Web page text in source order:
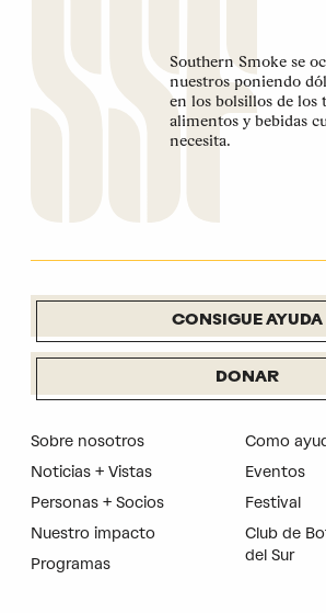
Southern Smoke se
nuestros poniendo
en los bolsillos de los
alimentos y bebidas
necesita.
CONSIGUE AYUDA
DONAR
Sobre nosotros
Noticias + Vistas
Personas + Socios
Nuestro impacto
Programas
Como
Eventos
Festival
Club de
del Sur